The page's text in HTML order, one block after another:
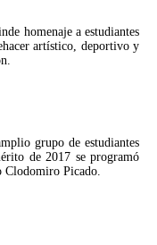
homenaje a estudiantes
artístico, deportivo y
grupo de estudiantes
de 2017 se programó
Clodomiro Picado.